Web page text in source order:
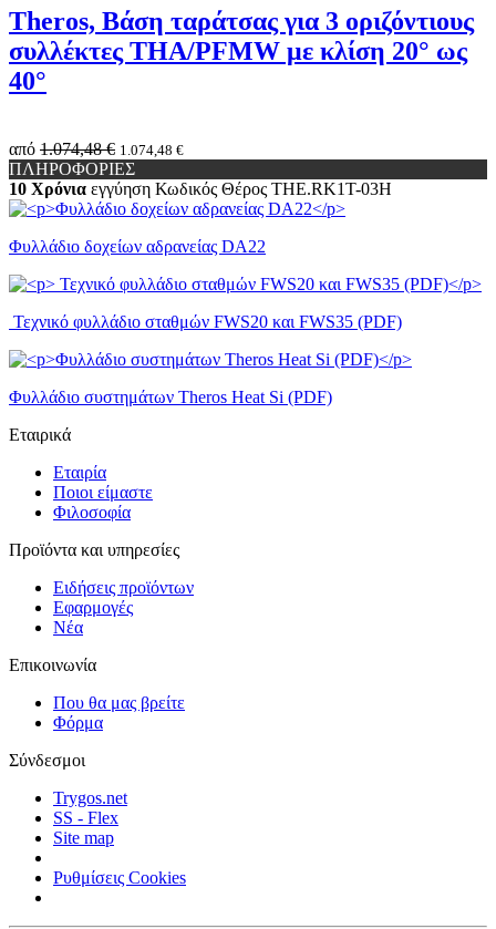
Theros, Βάση ταράτσας για 3 οριζόντιους
συλλέκτες THA/PFMW με κλίση 20° ως
40°
από 1.074,48 € 1.074,48 €
ΠΛΗΡΟΦΟΡΙΕΣ
10 Χρόνια εγγύηση Κωδικός Θέρος THE.RK1Τ-03H
Φυλλάδιο δοχείων αδρανείας DA22
Τεχνικό φυλλάδιο σταθμών FWS20 και FWS35 (PDF)
Φυλλάδιο συστημάτων Theros Heat Si (PDF)
Εταιρικά
Εταιρία
Ποιοι είμαστε
Φιλοσοφία
Προϊόντα και υπηρεσίες
Ειδήσεις προϊόντων
Εφαρμογές
Νέα
Επικοινωνία
Που θα μας βρείτε
Φόρμα
Σύνδεσμοι
Trygos.net
SS - Flex
Site map
Ρυθμίσεις Cookies